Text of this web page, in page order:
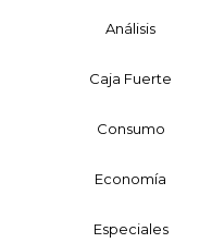
Análisis
Caja Fuerte
Consumo
Economía
Especiales